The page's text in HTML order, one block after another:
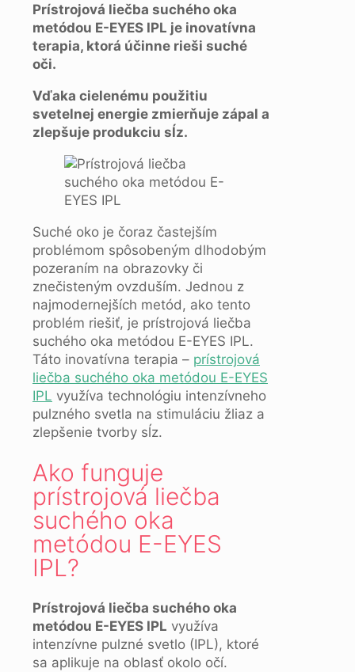
Prístrojová liečba suchého oka
metódou E-EYES IPL je inovatívna
terapia, ktorá účinne rieši suché
oči.
Vďaka cielenému použitiu
svetelnej energie zmierňuje zápal a
zlepšuje produkciu sĺz.
Suché oko je čoraz častejším
problémom spôsobeným dlhodobým
pozeraním na obrazovky či
znečisteným ovzduším. Jednou z
najmodernejších metód, ako tento
problém riešiť, je prístrojová liečba
suchého oka metódou E-EYES IPL.
Táto inovatívna terapia – prístrojová
liečba suchého oka metódou E-EYES
IPL využíva technológiu intenzívneho
pulzného svetla na stimuláciu žliaz a
zlepšenie tvorby sĺz.
Ako funguje
prístrojová liečba
suchého oka
metódou E-EYES
IPL?
Prístrojová liečba suchého oka
metódou E-EYES IPL využíva
intenzívne pulzné svetlo (IPL), ktoré
sa aplikuje na oblasť okolo očí.